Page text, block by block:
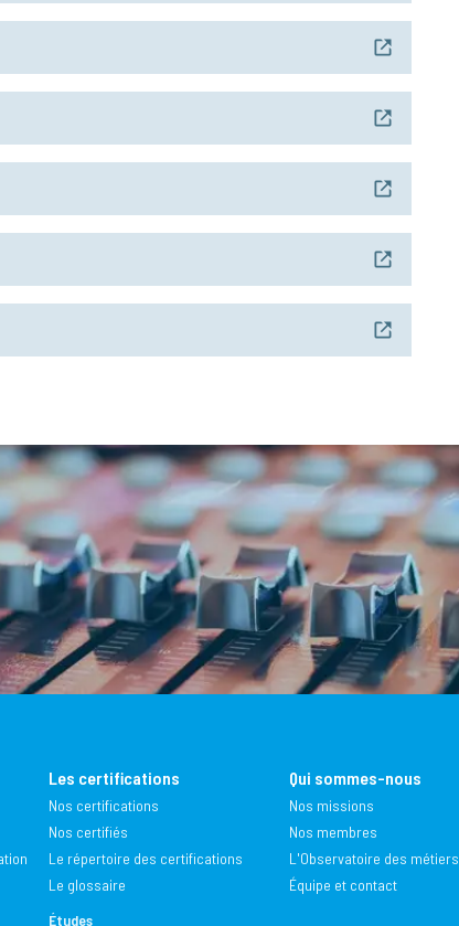
Les certifications
Nos certifications
Nos certifiés
Le répertoire des certifications
Le glossaire
Études
Qui sommes-nous
Nos missions
Nos membres
L'Observatoire des métiers
Équipe et contact